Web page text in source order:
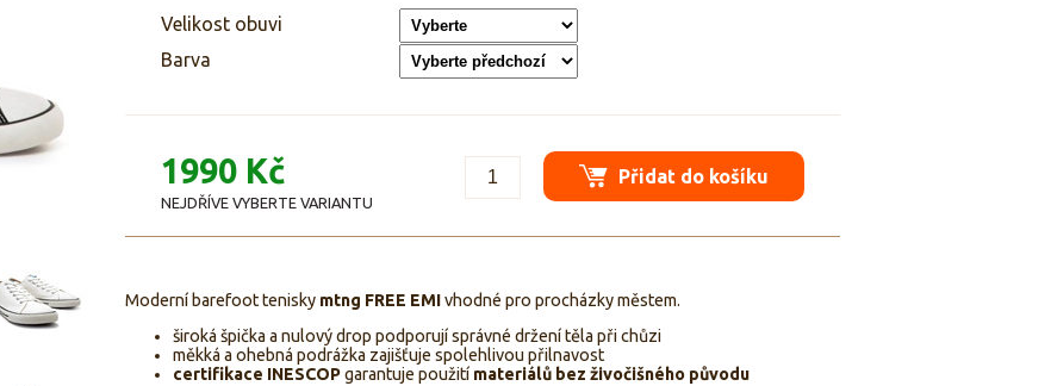
Velikost obuvi
Barva
1990 Kč
NEJDŘÍVE VYBERTE VARIANTU
Přidat do košíku
Moderní barefoot tenisky mtng FREE EMIvhodné pro procházky městem.
široká špička a nulový drop podporují správné držení těla při chůzi
měkká a ohebná podrážka zajišťuje spolehlivou přilnavost
certifikace INESCOPgarantuje použití materiálů bez živočišného původu